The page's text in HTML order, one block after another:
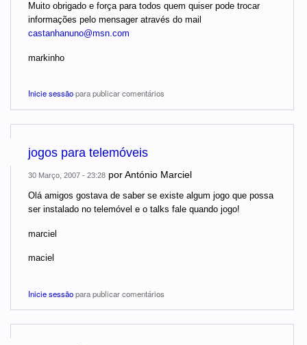
Muito obrigado e força para todos quem quiser pode trocar
informações pelo mensager através do mail
castanhanuno@msn.com
markinho
Inicie sessãopara publicar comentários
jogos para telemóveis
30 Março, 2007 - 23:28 porAntónio Marciel
Olá amigos gostava de saber se existe algum jogo que possa
ser instalado no telemóvel e o talks fale quando jogo!
marciel
maciel
Inicie sessãopara publicar comentários